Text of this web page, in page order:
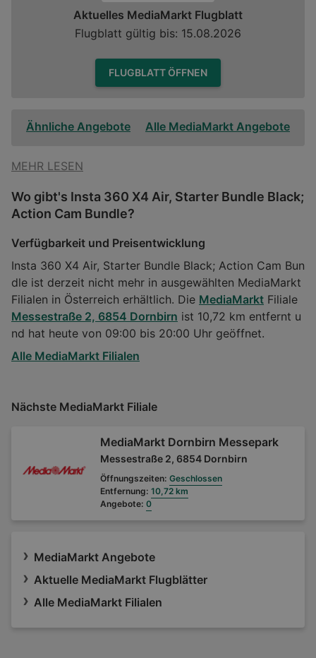
Aktuelles MediaMarkt Flugblatt
Flugblatt gültig bis: 15.08.2026
FLUGBLATT ÖFFNEN
Ähnliche Angebote Alle MediaMarkt Angebote
MEHR LESEN
Wo gibt's Insta 360 X4 Air, Starter Bundle Black;
Action Cam Bundle?
Verfügbarkeit und Preisentwicklung
Insta 360 X4 Air, Starter Bundle Black; Action Cam Bun
dle ist derzeit nicht mehr in ausgewählten MediaMarkt
Filialen in Österreich erhältlich. Die MediaMarkt Filiale
Messestraße 2, 6854 Dornbirn ist 10,72 km entfernt u
nd hat heute von 09:00 bis 20:00 Uhr geöffnet.
Alle MediaMarkt Filialen
Nächste MediaMarkt Filiale
MediaMarkt Dornbirn Messepark
Messestraße 2, 6854 Dornbirn
Öffnungszeiten: Geschlossen
Entfernung: 10,72 km
Angebote: 0
MediaMarkt Angebote
Aktuelle MediaMarkt Flugblätter
Alle MediaMarkt Filialen